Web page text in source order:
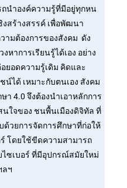
นำองค์ความรู้ที่มีอยู่ทุกหน
สร้างสรรค์ เพื่อพัฒนา
ามต้องการของสังคม ดัง
าการเรียนรู้ได้เอง อย่าง
ยอดความรู้เดิม คิดและ
น์ได้ เหมาะกับตนเอง สังคม
4.0 จึงต้องนำเอาหลักการ
นใจของ ชนพื้นเมืองดิจิทัล ที่
ด้วยการจัดการศึกษาที่ก่อให้
โดยใช้ขีดความสามารถ
ซเบอร์ ที่มีอุปกรณ์สมัยใหม่
ลฯ